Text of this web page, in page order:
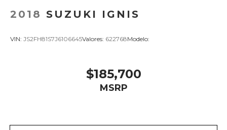
2018 SUZUKI IGNIS
VIN: JS2FH81S7J6106645Valores: 622768Modelo:
$185,700
MSRP